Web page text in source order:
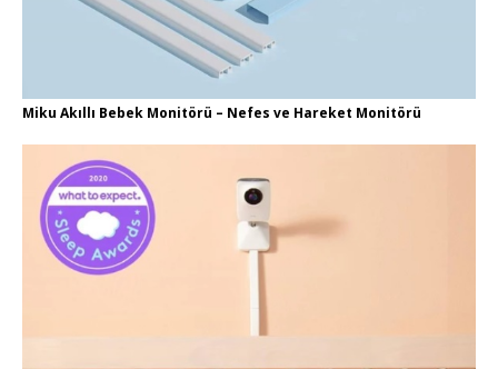
Miku Akıllı Bebek Monitörü – Nefes ve Hareket Monitörü